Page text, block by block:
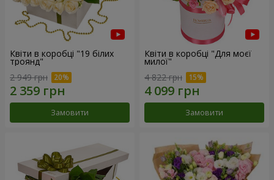
Квіти в коробці "19 білих
троянд"
2 949 грн
Замовити
Квіти в коробці "Для моєї
милої"
4 822 грн
Замовити